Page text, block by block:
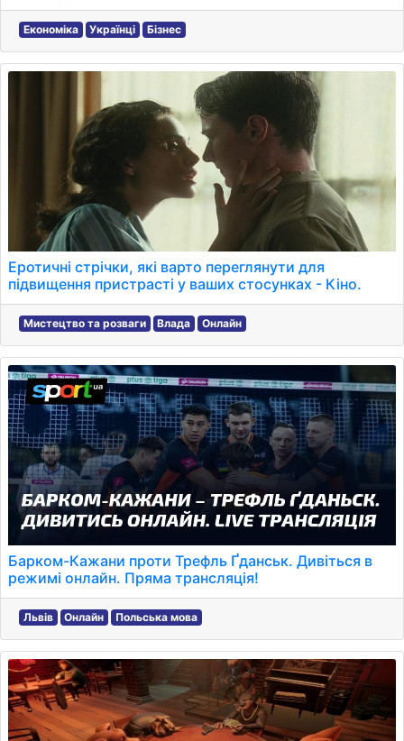
Економіка Українці Бізнес
Еротичні стрічки, які варто переглянути для
підвищення пристрасті у ваших стосунках - Кіно.
Мистецтво та розваги Влада Онлайн
Барком-Кажани проти Трефль Ґданськ. Дивіться в
режимі онлайн. Пряма трансляція!
Львів Онлайн Польська мова